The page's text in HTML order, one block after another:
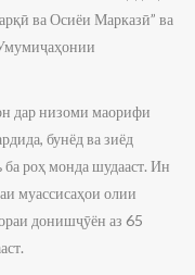
ва Осиёи Марказӣ” ва
дар низоми маорифи
бунёд ва зиёд
роҳ монда шудааст. Ин
муассисаҳои олии
донишҷӯён аз 65